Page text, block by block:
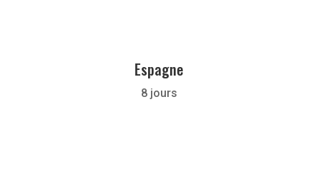
Espagne
8 jours